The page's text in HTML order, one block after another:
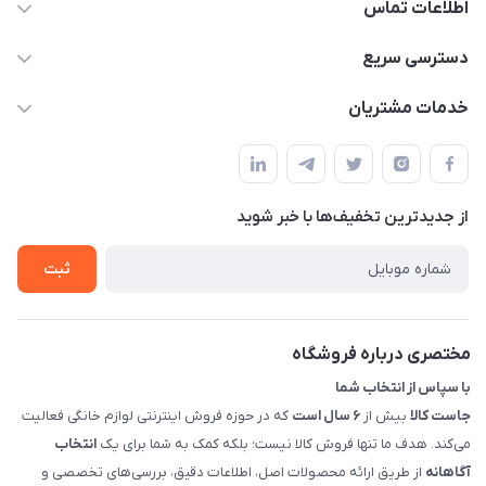
اطلاعات تماس
09398557137
سمت چپ (فروشگاه صوتی عباسی) - "تحویل حضوری فقط با
هماهنگی"
دسترسی سریع
لیست محصولات
حساب کاربری
تماس با ما
خدمات مشتریان
راهنما
پرسش های شما
شرایط و ضوابط گارانتی
روش های بازگرداندن کالا
از جدید‌ترین تخفیف‌ها با‌ خبر شوید
ثبت
مختصری درباره فروشگاه
با سپاس از انتخاب شما
جاست کالا بیش از ۶ سال است
که در حوزه فروش اینترنتی لوازم خانگی فعالیت
می‌کند. هدف ما تنها فروش کالا نیست؛ بلکه کمک به شما برای یک انتخاب
آگاهانه از طریق ارائه محصولات اصل، اطلاعات دقیق، بررسی‌های تخصصی و